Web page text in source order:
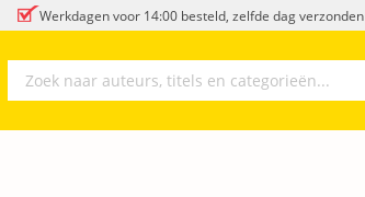
Werkdagen voor 14:00 besteld, zelfde dag verzonden